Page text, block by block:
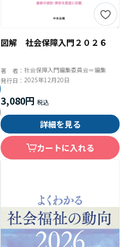
図解 社会保障入門２０２６
著 者： 社会保障入門編集委員会＝編集
発行日： 2025年12月20日
3,080円
詳細を見る
カートに入れる